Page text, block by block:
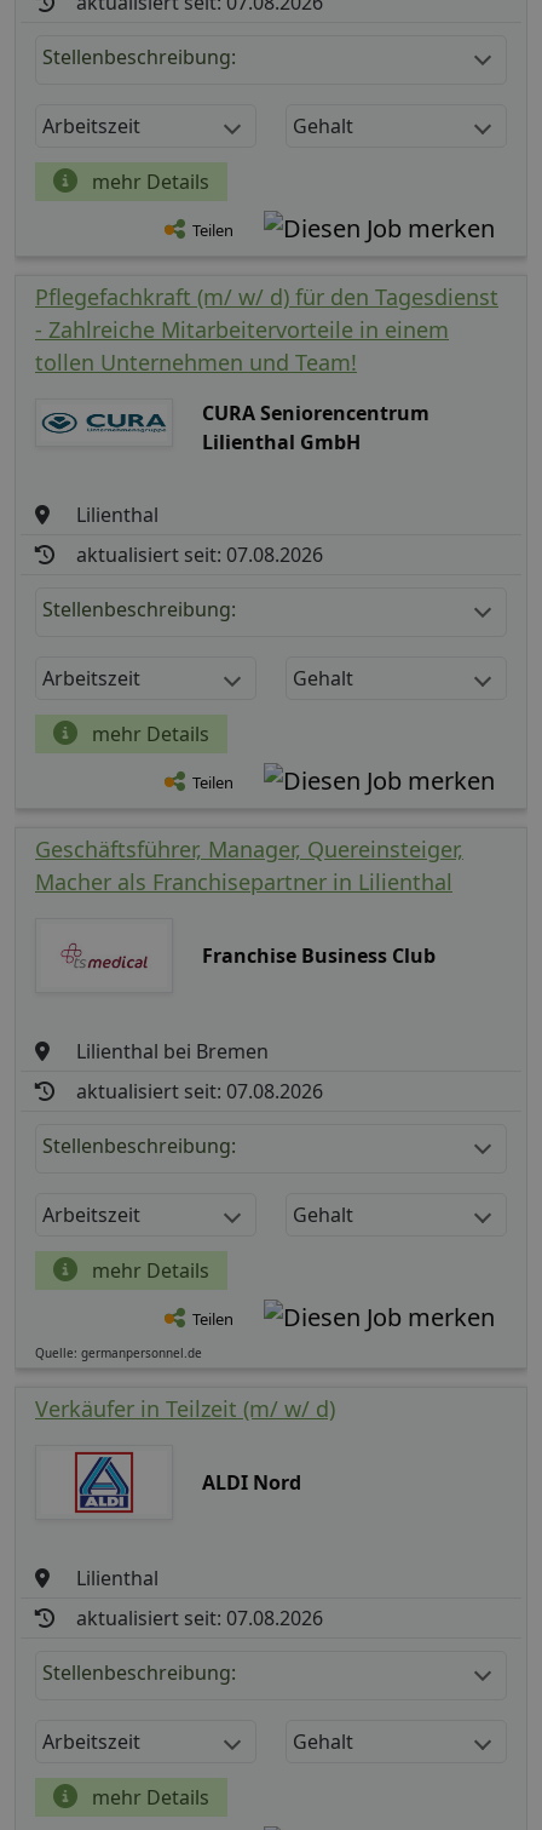
Stellenbeschreibung:
Arbeitszeit Gehalt
mehr Details
Teilen
Pflegefachkraft (m/ w/ d) für den Tagesdienst
- Zahlreiche Mitarbeitervorteile in einem
tollen Unternehmen und Team!
CURA Seniorencentrum
Lilienthal GmbH
Lilienthal
aktualisiert seit: 07.08.2026
Stellenbeschreibung:
Arbeitszeit Gehalt
mehr Details
Teilen
Geschäftsführer, Manager, Quereinsteiger,
Macher als Franchisepartner in Lilienthal
Franchise Business Club
Lilienthal bei Bremen
aktualisiert seit: 07.08.2026
Stellenbeschreibung:
Arbeitszeit Gehalt
mehr Details
Teilen
Quelle: germanpersonnel.de
Verkäufer in Teilzeit (m/ w/ d)
ALDI Nord
Lilienthal
aktualisiert seit: 07.08.2026
Stellenbeschreibung:
Arbeitszeit Gehalt
mehr Details